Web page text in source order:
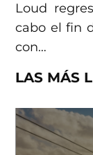
Loud
cabo el fin
con…
LAS MÁS